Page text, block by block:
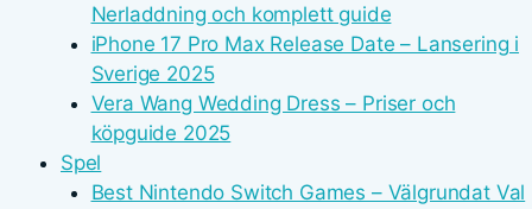
Nerladdning och komplett guide
iPhone 17 Pro Max Release Date – Lansering i
Sverige 2025
Vera Wang Wedding Dress – Priser och
köpguide 2025
Spel
Best Nintendo Switch Games – Välgrundat Val